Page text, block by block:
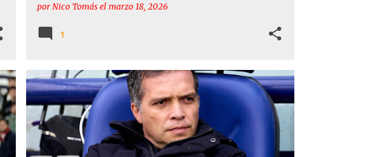
por Nico Tomás el marzo 18, 2026
1
ACTUALIDAD DECLARACIONES LEVANTE UD +
LUÍS CASTRO